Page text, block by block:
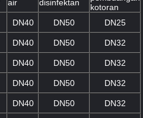
air
disinfektan
kotoran
DN40 DN50
DN25
DN40 DN50
DN32
DN40 DN50
DN32
DN40 DN50
DN32
DN40 DN50
DN32